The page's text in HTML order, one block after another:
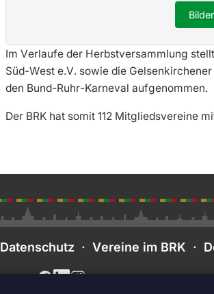
Im Verlaufe der Herbstversammlung
Süd-West e.V. sowie die
den Bund-Ruhr-Karneval aufgenommen.
Der BRK hat somit 112 Mitgliedsvereine
Datenschutz · Vereine im BRK ·